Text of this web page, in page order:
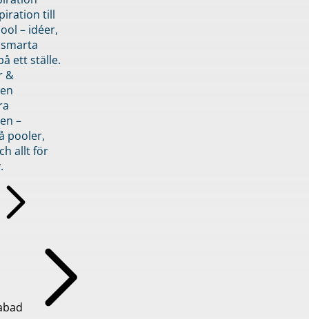
till
– idéer,
ett ställe.
&
–
pooler,
allt för